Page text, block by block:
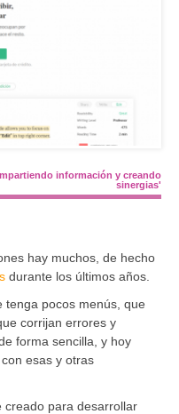
información y creando
sinergias'
hay muchos, de hecho
durante los últimos años.
tenga pocos menús, que
corrijan errores y
forma sencilla, y hoy
esas y otras
creado para desarrollar